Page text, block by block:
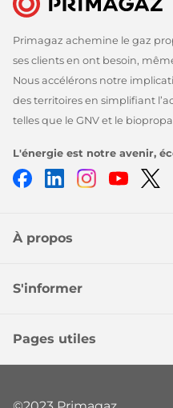
Primagaz achemine le gaz
ses clients en ont besoin,
Nous accélérons notre
des territoires en simplifiant
telles que le GNV et le
L'énergie est notre avenir,
FacebookLinkedInInstagram
À propos
S'informer
Pages utiles